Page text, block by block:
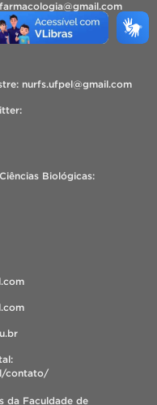
nurfs.ufpel@gmail.com
Biológicas:
contato/
da Faculdade de